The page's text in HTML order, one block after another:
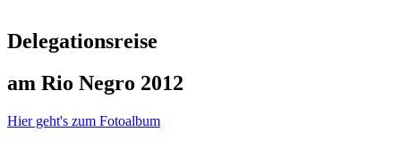
Delegationsreise
am Rio Negro 2012
Hier geht's zum Fotoalbum